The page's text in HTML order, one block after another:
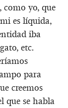
como yo, que
es líquida,
iba
etc.
para
creemos
que se habla